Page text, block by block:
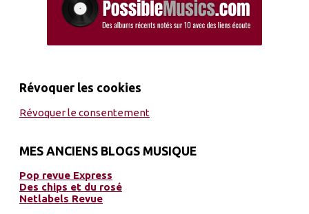
Révoquer les cookies
Révoquer le consentement
MES ANCIENS BLOGS MUSIQUE
Pop revue Express
Des chips et du rosé
Netlabels Revue